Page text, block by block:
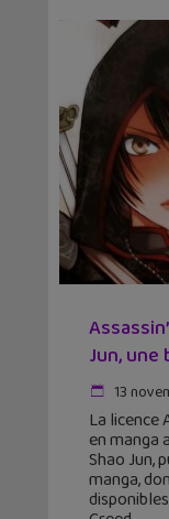
Jun,
13
La licence
en manga
Shao Jun,
manga,